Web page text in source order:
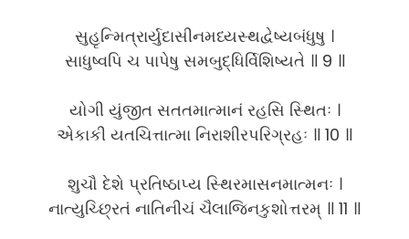
સુહૃન્મિત્રાર્યુદાસીનમધ્યસ્થદ્વેષ્યબંધુષુ ।
સાધુષ્વપિ ચ પાપેષુ સમબુદ્ધિર્વિશિષ્યતે ॥ 9 ॥
યોગી યુંજીત સતતમાત્માનં રહસિ સ્થિતઃ ।
એકાકી યતચિત્તાત્મા નિરાશીરપરિગ્રહઃ ॥ 10 ॥
શુચૌ દેશે પ્રતિષ્ઠાપ્ય સ્થિરમાસનમાત્મનઃ ।
નાત્યુચ્છ્રિતં નાતિનીચં ચૈલાજિનકુશોત્તરમ્ ॥ 11 ॥